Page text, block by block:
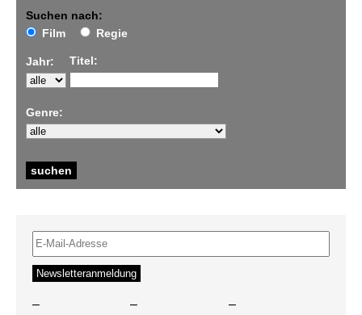
Suchen nach:
Film
Regie
Jahr: Titel:
Genre:
– – –